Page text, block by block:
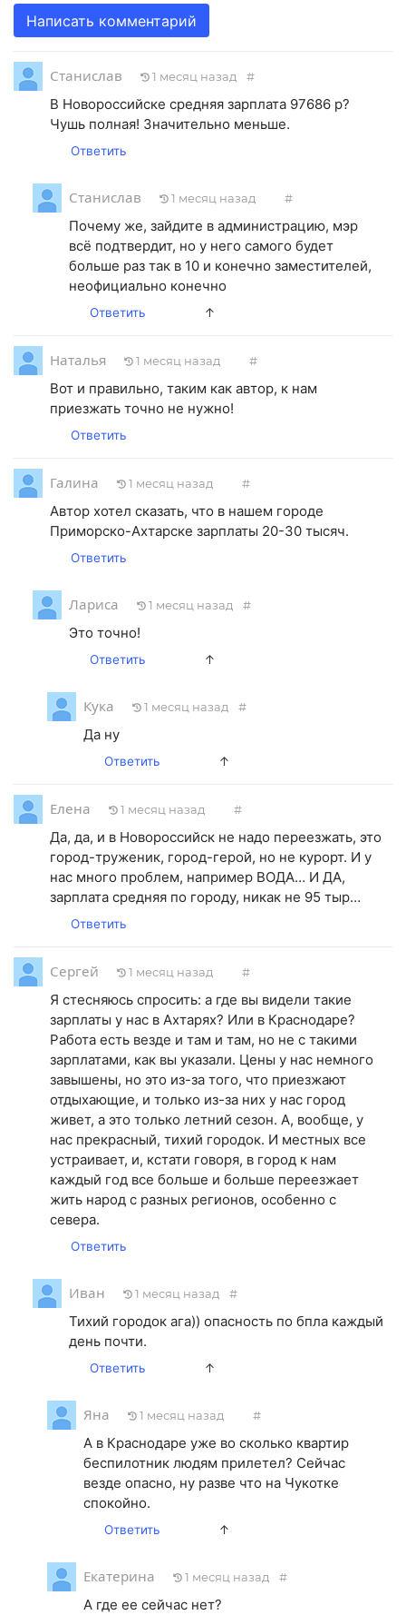
Написать комментарий
Станислав 1 месяц назад #
В Новороссийске средняя зарплата 97686 р?
Чушь полная! Значительно меньше.
Ответить
Станислав 1 месяц назад #
Почему же, зайдите в администрацию, мэр
всё подтвердит, но у него самого будет
больше раз так в 10 и конечно заместителей,
неофициально конечно
Ответить ↑
Наталья 1 месяц назад #
Вот и правильно, таким как автор, к нам
приезжать точно не нужно!
Ответить
Галина 1 месяц назад #
Автор хотел сказать, что в нашем городе
Приморско-Ахтарске зарплаты 20-30 тысяч.
Ответить
Лариса 1 месяц назад #
Это точно!
Ответить ↑
Кука 1 месяц назад #
Да ну
Ответить ↑
Елена 1 месяц назад #
Да, да, и в Новороссийск не надо переезжать, это
город-труженик, город-герой, но не курорт. И у
нас много проблем, например ВОДА… И ДА,
зарплата средняя по городу, никак не 95 тыр…
Ответить
Сергей 1 месяц назад #
Я стесняюсь спросить: а где вы видели такие
зарплаты у нас в Ахтарях? Или в Краснодаре?
Работа есть везде и там и там, но не с такими
зарплатами, как вы указали. Цены у нас немного
завышены, но это из-за того, что приезжают
отдыхающие, и только из-за них у нас город
живет, а это только летний сезон. А, вообще, у
нас прекрасный, тихий городок. И местных все
устраивает, и, кстати говоря, в город к нам
каждый год все больше и больше переезжает
жить народ с разных регионов, особенно с
севера.
Ответить
Иван 1 месяц назад #
Тихий городок ага)) опасность по бпла каждый
день почти.
Ответить ↑
Яна 1 месяц назад #
А в Краснодаре уже во сколько квартир
беспилотник людям прилетел? Сейчас
везде опасно, ну разве что на Чукотке
спокойно.
Ответить ↑
Екатерина 1 месяц назад #
А где ее сейчас нет?